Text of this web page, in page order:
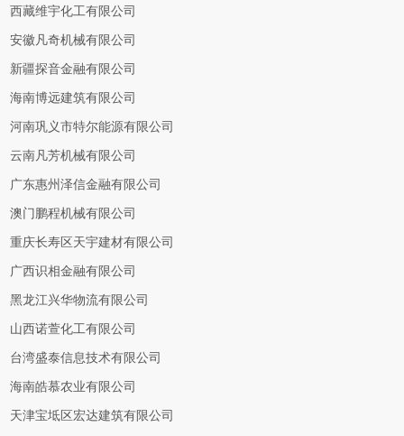
西藏维宇化工有限公司
安徽凡奇机械有限公司
新疆探音金融有限公司
海南博远建筑有限公司
河南巩义市特尔能源有限公司
云南凡芳机械有限公司
广东惠州泽信金融有限公司
澳门鹏程机械有限公司
重庆长寿区天宇建材有限公司
广西识相金融有限公司
黑龙江兴华物流有限公司
山西诺萱化工有限公司
台湾盛泰信息技术有限公司
海南皓慕农业有限公司
天津宝坻区宏达建筑有限公司